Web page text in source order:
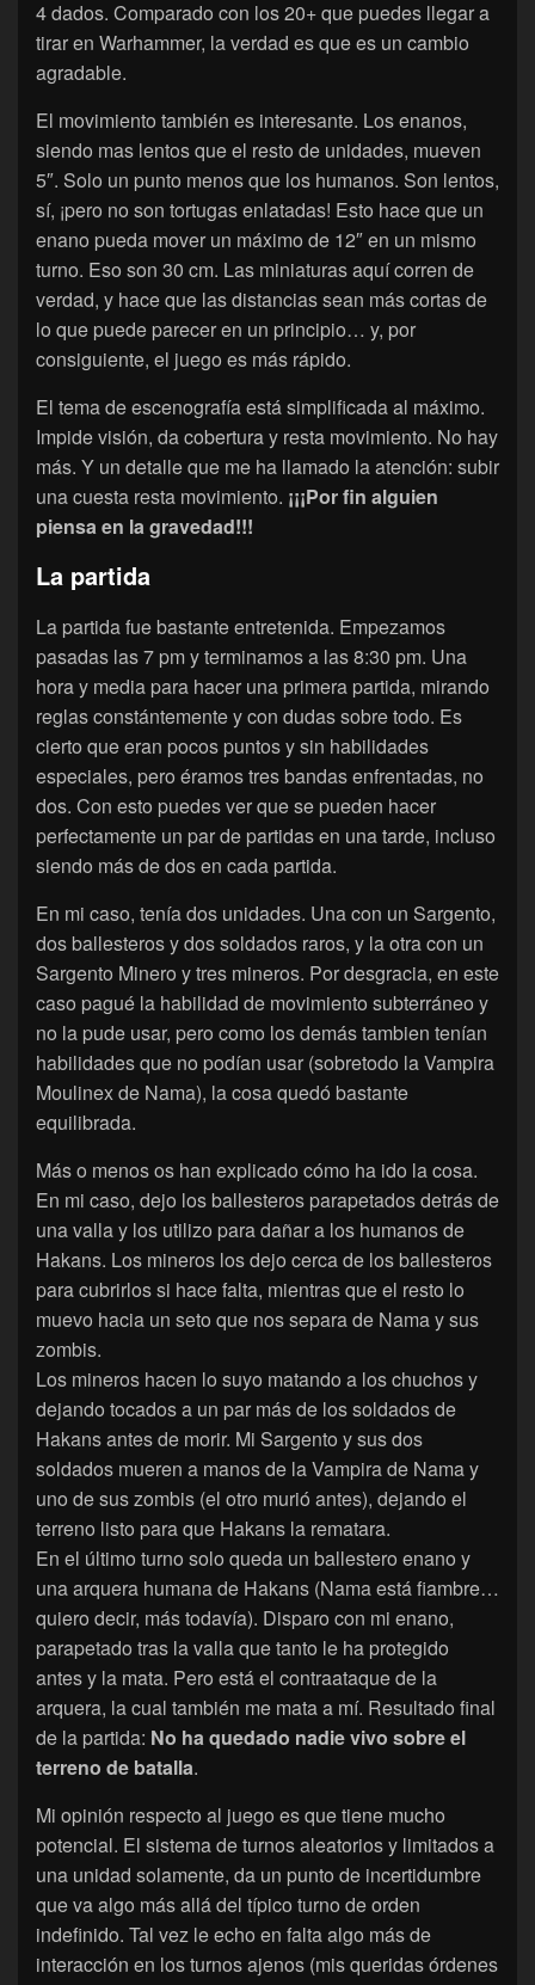
4 dados. Comparado con los 20+ que puedes llegar a
tirar en Warhammer, la verdad es que es un cambio
agradable.
El movimiento también es interesante. Los enanos,
siendo mas lentos que el resto de unidades, mueven
5″. Solo un punto menos que los humanos. Son lentos,
sí, ¡pero no son tortugas enlatadas! Esto hace que un
enano pueda mover un máximo de 12″ en un mismo
turno. Eso son 30 cm. Las miniaturas aquí corren de
verdad, y hace que las distancias sean más cortas de
lo que puede parecer en un principio… y, por
consiguiente, el juego es más rápido.
El tema de escenografía está simplificada al máximo.
Impide visión, da cobertura y resta movimiento. No hay
más. Y un detalle que me ha llamado la atención: subir
una cuesta resta movimiento. ¡¡¡Por fin alguien
piensa en la gravedad!!!
La partida
La partida fue bastante entretenida. Empezamos
pasadas las 7 pm y terminamos a las 8:30 pm. Una
hora y media para hacer una primera partida, mirando
reglas constántemente y con dudas sobre todo. Es
cierto que eran pocos puntos y sin habilidades
especiales, pero éramos tres bandas enfrentadas, no
dos. Con esto puedes ver que se pueden hacer
perfectamente un par de partidas en una tarde, incluso
siendo más de dos en cada partida.
En mi caso, tenía dos unidades. Una con un Sargento,
dos ballesteros y dos soldados raros, y la otra con un
Sargento Minero y tres mineros. Por desgracia, en este
caso pagué la habilidad de movimiento subterráneo y
no la pude usar, pero como los demás tambien tenían
habilidades que no podían usar (sobretodo la Vampira
Moulinex de Nama), la cosa quedó bastante
equilibrada.
Más o menos os han explicado cómo ha ido la cosa.
En mi caso, dejo los ballesteros parapetados detrás de
una valla y los utilizo para dañar a los humanos de
Hakans. Los mineros los dejo cerca de los ballesteros
para cubrirlos si hace falta, mientras que el resto lo
muevo hacia un seto que nos separa de Nama y sus
zombis.
Los mineros hacen lo suyo matando a los chuchos y
dejando tocados a un par más de los soldados de
Hakans antes de morir. Mi Sargento y sus dos
soldados mueren a manos de la Vampira de Nama y
uno de sus zombis (el otro murió antes), dejando el
terreno listo para que Hakans la rematara.
En el último turno solo queda un ballestero enano y
una arquera humana de Hakans (Nama está fiambre…
quiero decir, más todavía). Disparo con mi enano,
parapetado tras la valla que tanto le ha protegido
antes y la mata. Pero está el contraataque de la
arquera, la cual también me mata a mí. Resultado final
de la partida: No ha quedado nadie vivo sobre el
terreno de batalla.
Mi opinión respecto al juego es que tiene mucho
potencial. El sistema de turnos aleatorios y limitados a
una unidad solamente, da un punto de incertidumbre
que va algo más allá del típico turno de orden
indefinido. Tal vez le echo en falta algo más de
interacción en los turnos ajenos (mis queridas órdenes